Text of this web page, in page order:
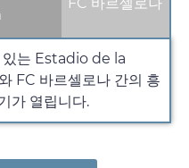
FC 바르셀로나
있는 Estadio de la
FC 바르셀로나 간의 흥
가 열립니다.